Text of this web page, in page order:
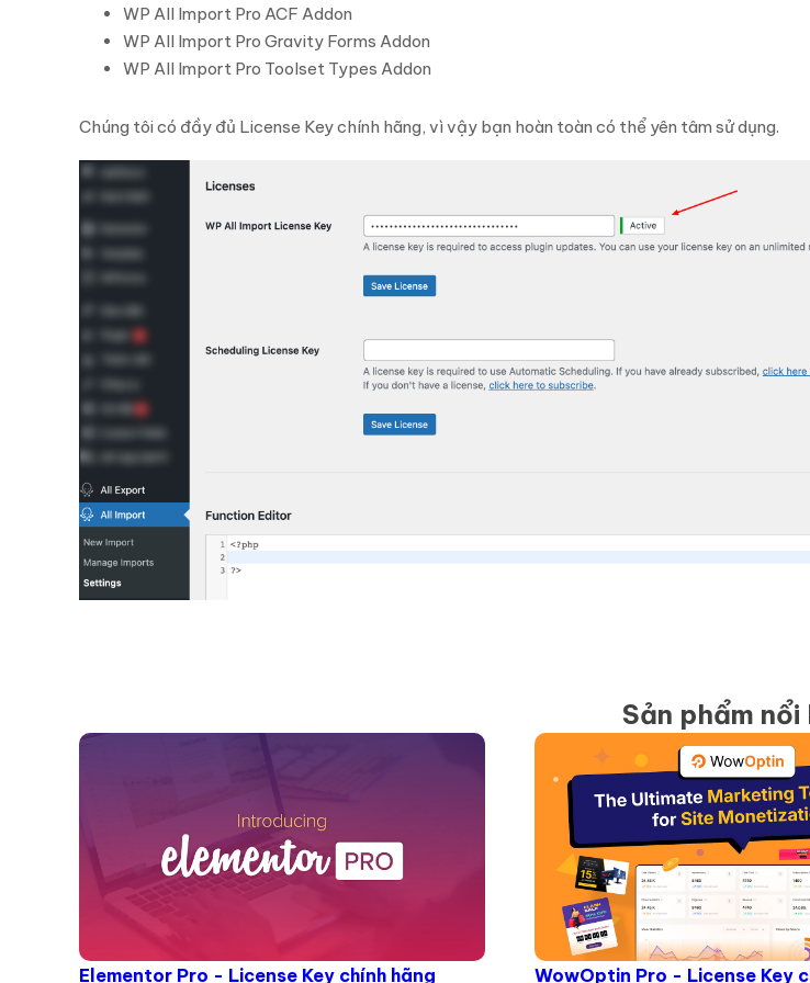
WP All Import Pro ACF Addon
WP All Import Pro Gravity Forms Addon
WP All Import Pro Toolset Types Addon
Chúng tôi có đầy đủ License Key chính hãng, vì vậy bạn hoàn toàn có thể yên tâm sử dụng.
Sản phẩm
Elementor Pro - License Key chính hãng WowOptin Pro - License Key